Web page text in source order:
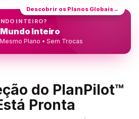
INTEIRO?
Mundo Inteiro
Plano • Sem Trocas
Descobrir os Planos Globais→
do PlanPilot™
Pronta